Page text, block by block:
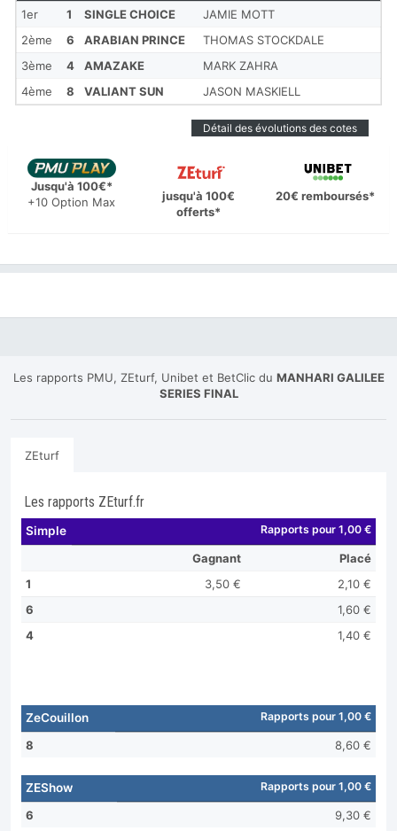
1er 1 SINGLE CHOICE
JAMIE MOTT
2ème
6 ARABIAN PRINCE
THOMAS STOCKDALE
3ème
4 AMAZAKE
MARK ZAHRA
4ème
8 VALIANT SUN JASON MASKIELL
Détail des évolutions des cotes
Jusqu'à 100€*
+10 Option Max
jusqu'à 100€
offerts*
20€ remboursés*
Les rapports PMU, ZEturf, Unibet et BetClic du MANHARI GALILEE
SERIES FINAL
ZEturf
Les rapports ZEturf.fr
Simple Rapports pour 1,00 €
Gagnant
Placé
1
3,50 €
2,10 €
6
1,60 €
4
1,40 €
ZeCouillon Rapports pour 1,00 €
8 8,60 €
ZEShow Rapports pour 1,00 €
6 9,30 €